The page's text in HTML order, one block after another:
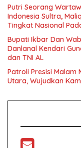
Putri Seorang
Indonesia Sultra,
Tingkat Nasional
Bupati Ikbar Dan
Danlanal Kendari
dan TNI AL
Patroli Presisi Malam
Utara, Wujudkan